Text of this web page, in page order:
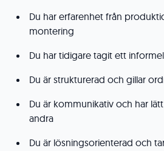
Du har erfarenhet från
montering
Du har tidigare tagit ett
Du är strukturerad och gillar
Du är kommunikativ och har
andra
Du är lösningsorienterad och